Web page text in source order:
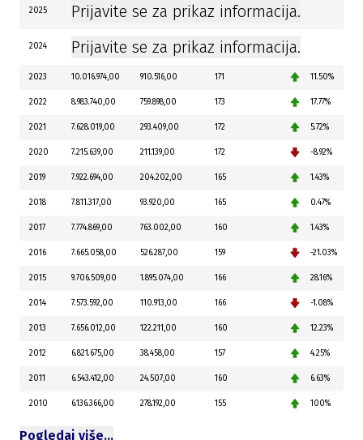
2025 Prijavite se za prikaz informacija.
2024 Prijavite se za prikaz informacija.
2023 10.016.974,00 910.516,00 171 11.50%
2022 8.983.740,00 759.898,00 173 17.77%
2021 7.628.019,00 293.409,00 172 5.72%
2020 7.215.639,00 211.139,00 172 -8.92%
2019 7.922.694,00 204.202,00 165 1.43%
2018 7.811.317,00 93.920,00 165 0.47%
2017 7.774.869,00 763.002,00 160 1.43%
2016 7.665.058,00 526.287,00 159 -21.03%
2015 9.706.509,00 1.895.074,00 166 28.16%
2014 7.573.592,00 110.913,00 166 -1.08%
2013 7.656.012,00 122.211,00 160 12.23%
2012 6.821.675,00 38.458,00 157 4.25%
2011 6.543.412,00 24.507,00 160 6.63%
2010 6.136.366,00 278.192,00 155 100%
Pogledaj više…